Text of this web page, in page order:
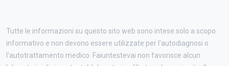
Tutte le informazioni su questo sito web sono intese solo a scopo
informativo e non devono essere utilizzate per l'autodiagnosi o
l'autotrattamento medico. Faiuntestevai non favorisce alcun